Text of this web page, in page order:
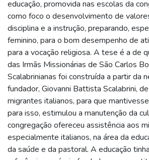
educação, promovida nas escolas da
como foco o desenvolvimento de
disciplina e a instrução, preparando,
feminino, para o bom desempenho de
para a vocação religiosa. A tese é a de
das Irmãs Missionárias de São Carlos
Scalabrinianas foi construída a partir da
fundador, Giovanni Battista Scalabrini,
migrantes italianos, para que
para isso, estimulou a manutenção da
congregação ofereceu assistência aos
especialmente italianos, na área da
da saúde e da pastoral. A educação